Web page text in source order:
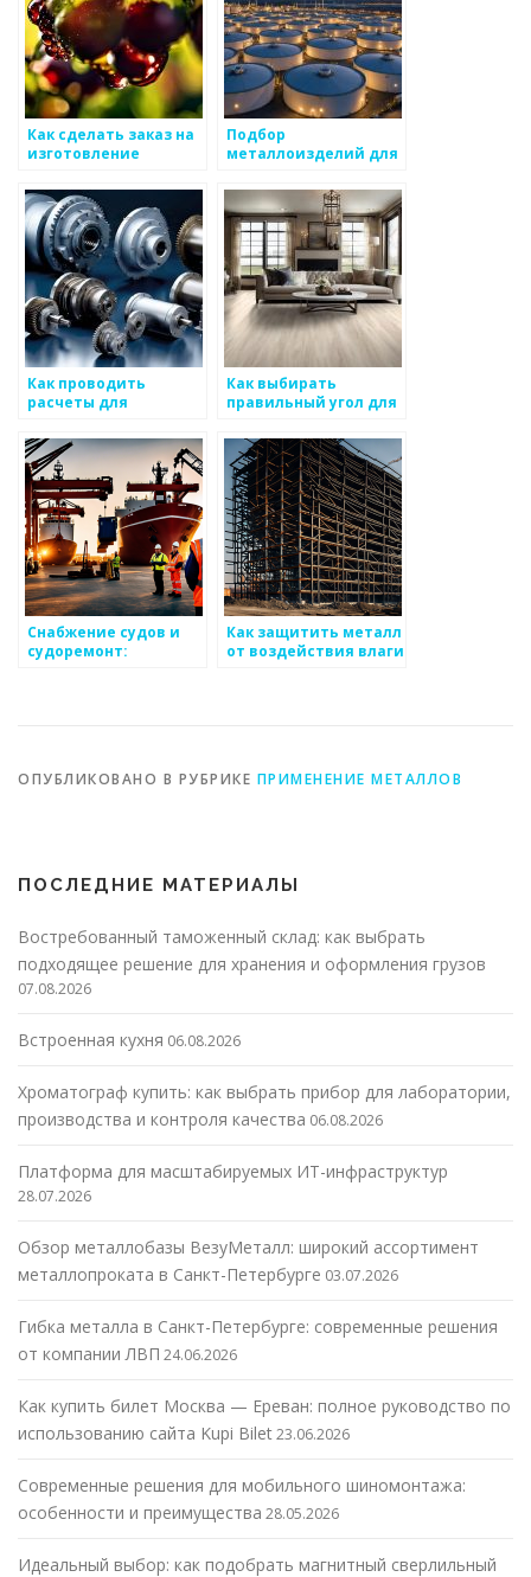
Как сделать заказ на
изготовление
Подбор
металлоизделий для
Как проводить
расчеты для
металлических
конструкций
Как выбирать
правильный угол для
Снабжение судов и
судоремонт:
Как защитить металл
от воздействия влаги
ОПУБЛИКОВАНО В РУБРИКЕ ПРИМЕНЕНИЕ МЕТАЛЛОВ
ПОСЛЕДНИЕ МАТЕРИАЛЫ
Востребованный таможенный склад: как выбрать
подходящее решение для хранения и оформления грузов
07.08.2026
Встроенная кухня 06.08.2026
Хроматограф купить: как выбрать прибор для лаборатории,
производства и контроля качества 06.08.2026
Платформа для масштабируемых ИТ-инфраструктур
28.07.2026
Обзор металлобазы ВезуМеталл: широкий ассортимент
металлопроката в Санкт-Петербурге 03.07.2026
Гибка металла в Санкт-Петербурге: современные решения
от компании ЛВП 24.06.2026
Как купить билет Москва — Ереван: полное руководство по
использованию сайта Kupi Bilet23.06.2026
Современные решения для мобильного шиномонтажа:
особенности и преимущества 28.05.2026
Идеальный выбор: как подобрать магнитный сверлильный